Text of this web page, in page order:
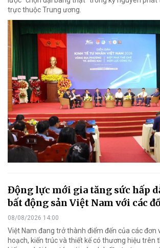
trực thuộc Trung ương.
Động lực mới gia tăng sức hấp
bất động sản Việt Nam với các
08/08/2026 14:00
Việt Nam đang trở thành điểm đến của các đơn
hoạch, kiến trúc và thiết kế có thương hiệu trên